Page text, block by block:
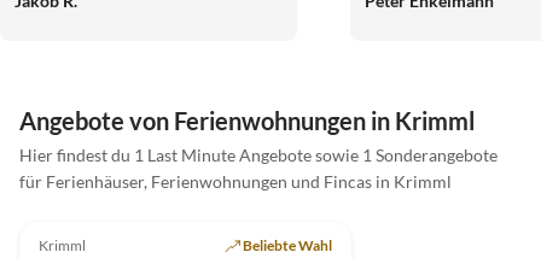
kommen gerne wieder.
Angebote von Ferienwohnungen in Krimml
Hier findest du 1 Last Minute Angebote sowie 1 Sonderangebote
für Ferienhäuser, Ferienwohnungen und Fincas in Krimml
Krimml Beliebte Wahl